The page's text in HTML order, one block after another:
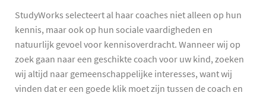
StudyWorks selecteert al haar coaches niet alleen op hun
kennis, maar ook op hun sociale vaardigheden en
natuurlijk gevoel voor kennisoverdracht. Wanneer wij op
zoek gaan naar een geschikte coach voor uw kind, zoeken
wij altijd naar gemeenschappelijke interesses, want wij
vinden dat er een goede klik moet zijn tussen de coach en